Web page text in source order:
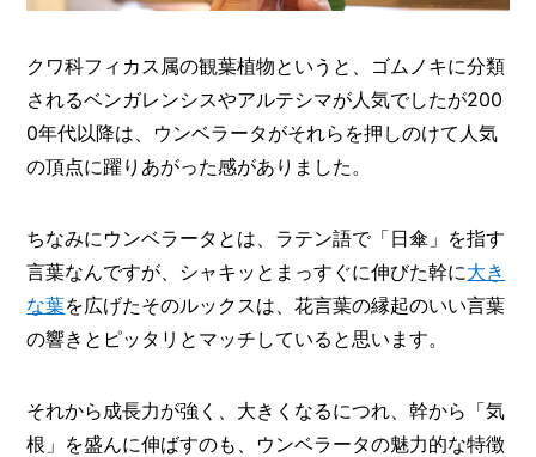
クワ科フィカス属の観葉植物というと、ゴムノキに分類
されるベンガレンシスやアルテシマが人気でしたが200
0年代以降は、ウンベラータがそれらを押しのけて人気
の頂点に躍りあがった感がありました。
ちなみにウンベラータとは、ラテン語で「日傘」を指す
言葉なんですが、シャキッとまっすぐに伸びた幹に大き
な葉を広げたそのルックスは、花言葉の縁起のいい言葉
の響きとピッタリとマッチしていると思います。
それから成長力が強く、大きくなるにつれ、幹から「気
根」を盛んに伸ばすのも、ウンベラータの魅力的な特徴